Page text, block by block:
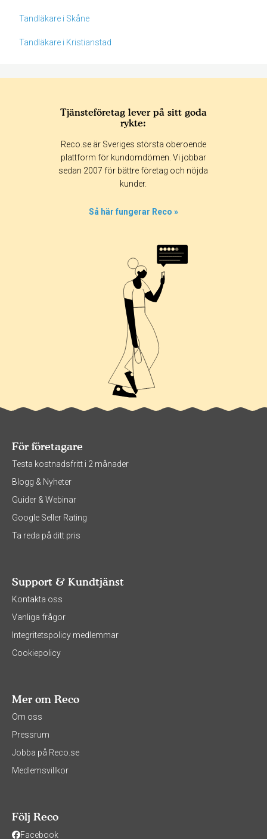
Tandläkare i Skåne
Tandläkare i Kristianstad
365 dagar 90 dagar
30 dagar
Tjänsteföretag lever på sitt goda
rykte:
Reco.se är Sveriges största oberoende
plattform för kundomdömen. Vi jobbar
sedan 2007 för bättre företag och nöjda
kunder.
Så här fungerar Reco »
För företagare
Testa kostnadsfritt i 2 månader
Blogg & Nyheter
Guider & Webinar
Google Seller Rating
Ta reda på ditt pris
Support & Kundtjänst
Kontakta oss
Vanliga frågor
Integritetspolicy medlemmar
Cookiepolicy
Mer om Reco
Om oss
Pressrum
Jobba på Reco.se
Medlemsvillkor
Följ Reco
Facebook